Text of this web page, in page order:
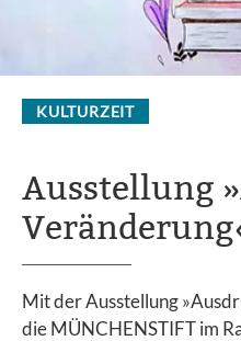
KULTURZEIT
Ausstellung
Mit der Ausstellung
die MÜNCHENSTIFT im